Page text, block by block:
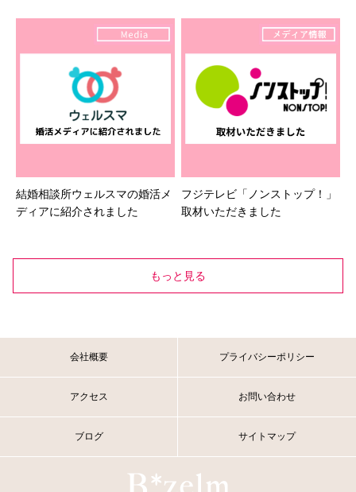
結婚相談所ウェルスマの婚活メ
ディアに紹介されました
フジテレビ「ノンストップ！」
取材いただきました
もっと見る
会社概要 プライバシーポリシー
アクセス お問い合わせ
ブログ サイトマップ